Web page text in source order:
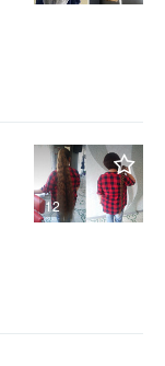
12